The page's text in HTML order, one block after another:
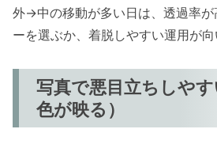
外→中の移動が多い日は、透過率が
ーを選ぶか、着脱しやすい運用が向
写真で悪目立ちしや
色が映る）